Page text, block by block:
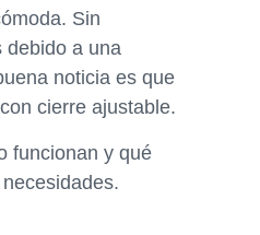
Sin
debido a una
noticia es que
cierre ajustable.
funcionan y qué